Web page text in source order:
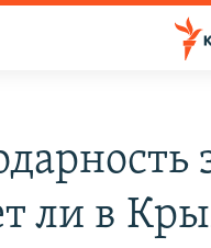
ли в